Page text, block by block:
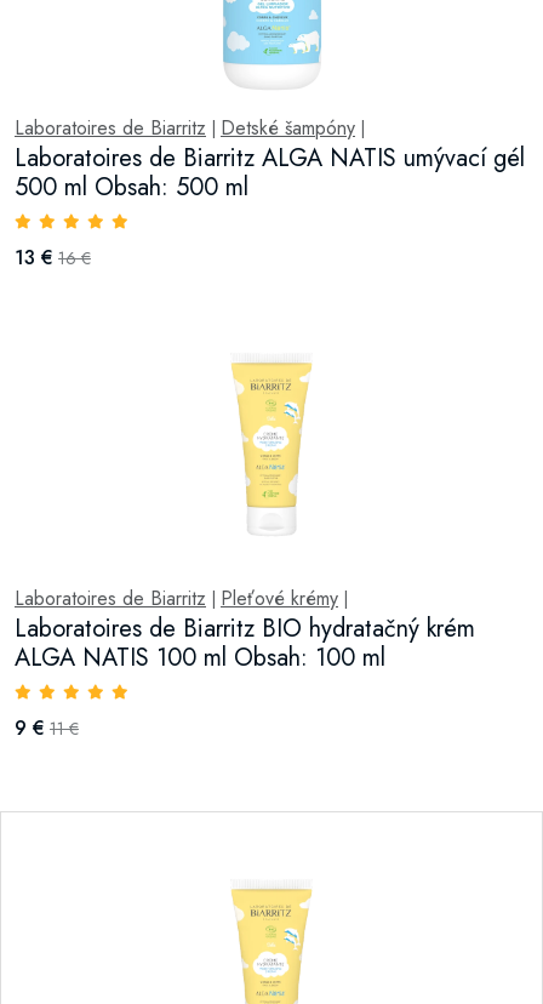
Laboratoires de Biarritz Detské šampóny
Laboratoires de Biarritz ALGA NATIS umývací gél
500 ml Obsah: 500 ml
13 € 16 €
Laboratoires de Biarritz Pleťové krémy
Laboratoires de Biarritz BIO hydratačný krém
ALGA NATIS 100 ml Obsah: 100 ml
9 € 11 €